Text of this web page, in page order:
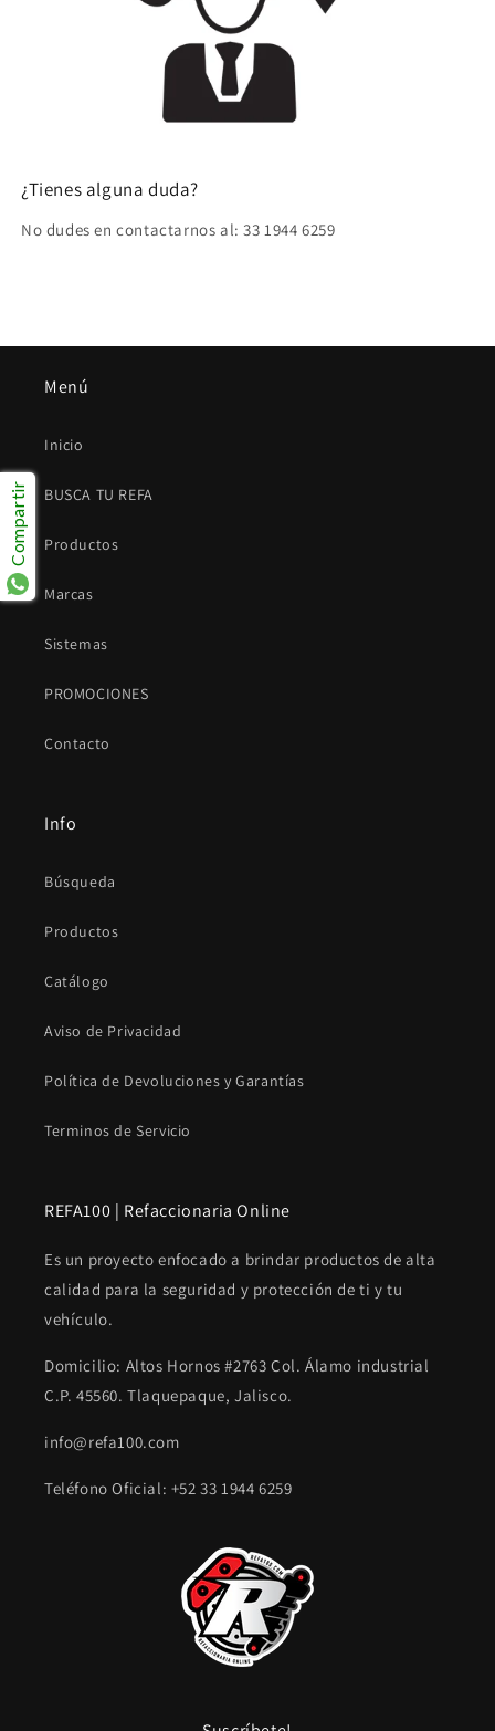
¿Tienes alguna duda?
No dudes en contactarnos al: 33 1944 6259
Menú
Inicio
BUSCA TU REFA
Productos
Marcas
Sistemas
PROMOCIONES
Contacto
Info
Búsqueda
Productos
Catálogo
Aviso de Privacidad
Política de Devoluciones y Garantías
Terminos de Servicio
REFA100 | Refaccionaria Online
Es un proyecto enfocado a brindar productos de alta
calidad para la seguridad y protección de ti y tu
vehículo.
Domicilio: Altos Hornos #2763 Col. Álamo industrial
C.P. 45560. Tlaquepaque, Jalisco.
info@refa100.com
Teléfono Oficial: +52 33 1944 6259
Compartir